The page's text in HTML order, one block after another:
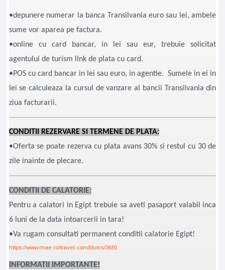
•depunere numerar la banca Transilvania euro sau lei, ambele
sume vor aparea pe factura.
•online cu card bancar, in lei sau eur, trebuie solicitat
agentului de turism link de plata cu card.
•POS cu card bancar in lei sau euro, in agentie. Sumele in ei in
lei se calculeaza la cursul de vanzare al bancii Transilvania din
ziua facturarii.
CONDITII REZERVARE SI TERMENE DE PLATA:
•Oferta se poate rezerva cu plata avans 30% si restul cu 30 de
zile inainte de plecare.
CONDITII DE CALATORIE:
Pentru a calatori in Egipt trebuie sa aveti pasaport valabil inca
6 luni de la data intoarcerii in tara!
•Va rugam consultati permanent conditii calatorie Egipt!
https://www.mae.ro/travel-conditions/3691
INFORMATII IMPORTANTE!